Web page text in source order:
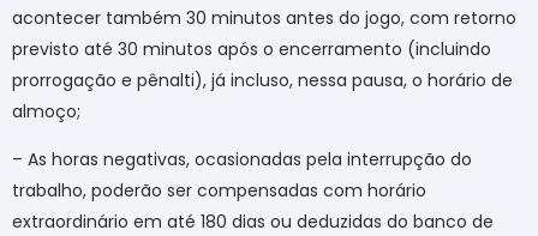
acontecer também 30 minutos antes do jogo, com retorno
previsto até 30 minutos após o encerramento (incluindo
prorrogação e pênalti), já incluso, nessa pausa, o horário de
almoço;
– As horas negativas, ocasionadas pela interrupção do
trabalho, poderão ser compensadas com horário
extraordinário em até 180 dias ou deduzidas do banco de